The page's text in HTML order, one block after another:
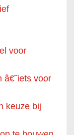
voor
â€˜iets voor
keuze bij